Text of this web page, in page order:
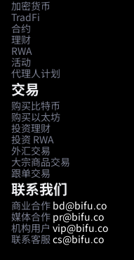
加密货币
TradFi
合约
理财
RWA
活动
代理人计划
交易
购买比特币
购买以太坊
投资理财
投资 RWA
外汇交易
大宗商品交易
跟单交易
联系我们
商业合作 bd@bifu.co
媒体合作 pr@bifu.co
机构用户 vip@bifu.co
联系客服 cs@bifu.co